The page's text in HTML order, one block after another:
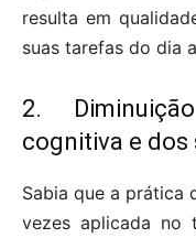
resulta em
suas tarefas do dia
2. Diminuição
cognitiva e dos
Sabia que a prática
vezes aplicada no